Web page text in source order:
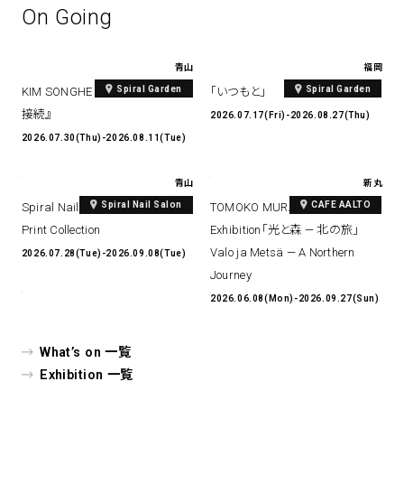
On Going
青山
Spiral Garden
KIM SONGHE EXHIBITION 『愛と
接続』
2026.07.30(Thu)-2026.08.11(Tue)
福岡
Spiral Garden
「いつもと」
2026.07.17(Fri)-2026.08.27(Thu)
青山
Spiral Nail Salon
Spiral Nail Salon Art #14 Spiral
Print Collection
2026.07.28(Tue)-2026.09.08(Tue)
新丸
CAFE AALTO
TOMOKO MURATA Solo
Exhibition「光と森 — 北の旅」
Valo ja Metsä — A Northern
Journey
2026.06.08(Mon)-2026.09.27(Sun)
What’s on 一覧
Exhibition 一覧